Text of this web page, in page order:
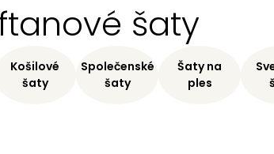
šaty
Košilové
šaty
Společenské
šaty
Šaty na
ples